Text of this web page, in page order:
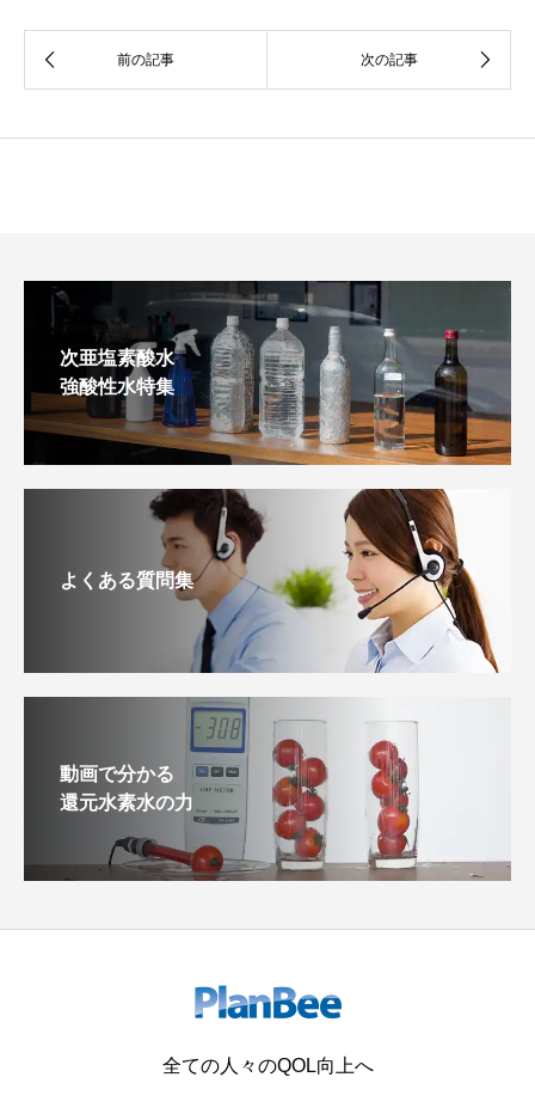
次亜塩素酸水
強酸性水特集
よくある質問集
動画で分かる
還元水素水の力
全ての人々のQOL向上へ